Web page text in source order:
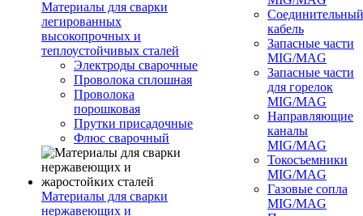
Материалы для сварки
легированных
высокопрочных и
теплоустойчивых сталей
Электроды сварочные
Проволока сплошная
Проволока
порошковая
Прутки присадочные
Флюс сварочный
Материалы для сварки
нержавеющих и
Соединительный
кабель
Запасные части
MIG/MAG
Запасные части
для горелок
MIG/MAG
Направляющие
каналы
MIG/MAG
Токосъемники
MIG/MAG
Газовые сопла
MIG/MAG